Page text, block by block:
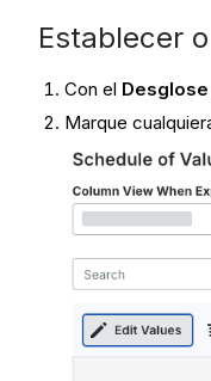
Establecer
Con el
Marque